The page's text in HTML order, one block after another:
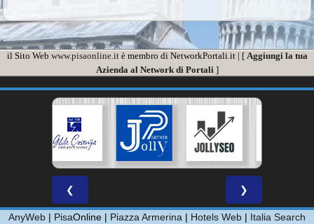
il Sito Web www.pisaonline.itè membro di NetworkPortali.it | [ Aggiungi la tua
Azienda al Network di Portali]
❮ ❯
AnyWeb | PisaOnline | Piazza Armerina | Hotels Web | Italia Search